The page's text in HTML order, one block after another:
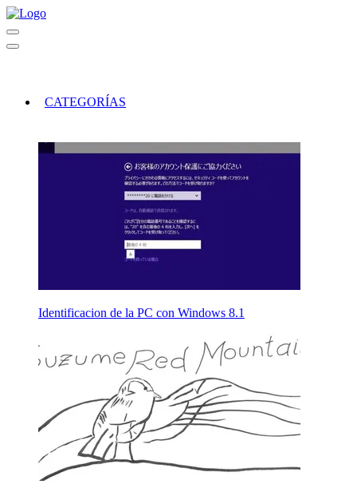
CATEGORÍAS
Identificacion de la PC con Windows 8.1